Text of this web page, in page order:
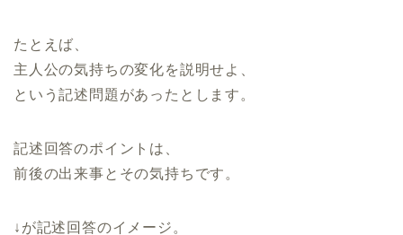
たとえば、
主人公の気持ちの変化を説明せよ、
という記述問題があったとします。
記述回答のポイントは、
前後の出来事とその気持ちです。
↓が記述回答のイメージ。